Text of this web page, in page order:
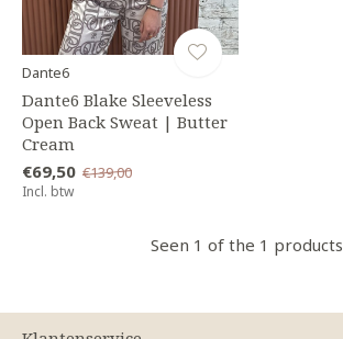
Dante6
Dante6 Blake Sleeveless
Open Back Sweat | Butter
Cream
€69,50 €139,00
Incl. btw
Seen 1 of the 1 products